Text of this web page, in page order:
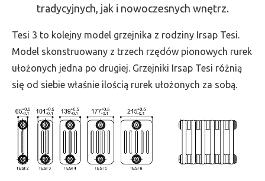
-
wys.
565,
szer.
1665,
2123
tradycyjnych, jak i nowoczesnych wnętrz.
Tesi 3 to kolejny model grzejnika z rodziny Irsap Tesi.
Model skonstruowany z trzech rzędów pionowych rurek
ułożonych jedna po drugiej. Grzejniki Irsap Tesi różnią
się od siebie właśnie ilością rurek ułożonych za sobą.